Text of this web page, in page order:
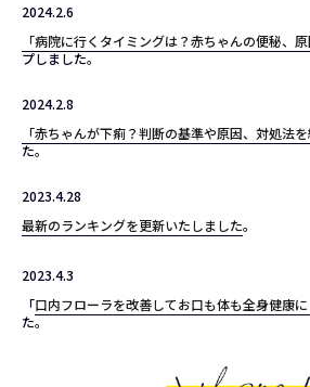
2024.2.6
「病院に行くタイミングは？赤ちゃんの便秘、原
プしました。
2024.2.8
「赤ちゃんが下痢？判断の基準や原因、対処法を
た。
2023.4.28
最新のランキングを更新いたしました。
2023.4.3
「口内フローラを改善してお口も体も全身健康に
た。